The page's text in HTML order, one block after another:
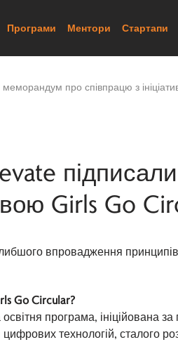
Програми Ментори Стартапи
про співпрацю з
Girls Go
впровадження принципів
Go Circular?
програма, ініційована
технологій, сталого